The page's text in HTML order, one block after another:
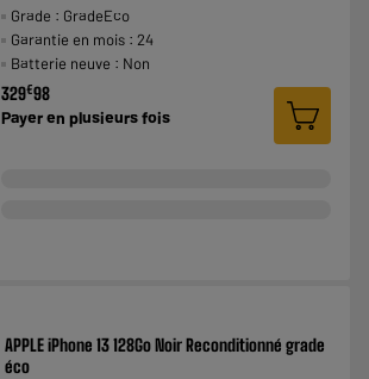
Grade : GradeEco
Garantie en mois : 24
Batterie neuve : Non
329€98
Payer enplusieurs fois
APPLE iPhone 13 128Go Noir Reconditionné grade
éco